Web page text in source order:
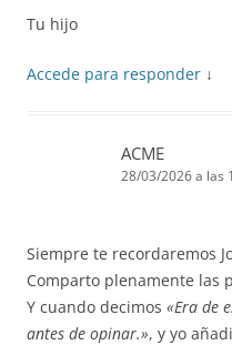
Tu hijo
Accede para responder ↓
ACME
28/03/2026 a las
Siempre te recordaremos
Comparto plenamente las
Y cuando decimos «Era de
antes de opinar.», y yo